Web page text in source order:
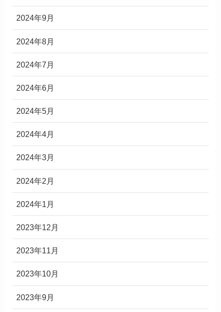
2024年9月
2024年8月
2024年7月
2024年6月
2024年5月
2024年4月
2024年3月
2024年2月
2024年1月
2023年12月
2023年11月
2023年10月
2023年9月